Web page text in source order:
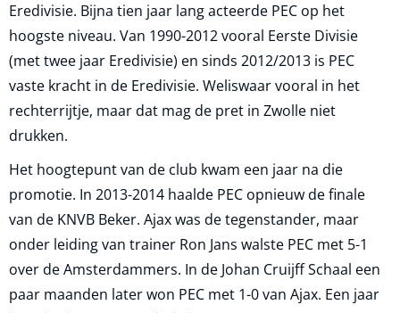
Eredivisie. Bijna tien jaar lang acteerde PEC op het
hoogste niveau. Van 1990-2012 vooral Eerste Divisie
(met twee jaar Eredivisie) en sinds 2012/2013 is PEC
vaste kracht in de Eredivisie. Weliswaar vooral in het
rechterrijtje, maar dat mag de pret in Zwolle niet
drukken.
Het hoogtepunt van de club kwam een jaar na die
promotie. In 2013-2014 haalde PEC opnieuw de finale
van de KNVB Beker. Ajax was de tegenstander, maar
onder leiding van trainer Ron Jans walste PEC met 5-1
over de Amsterdammers. In de Johan Cruijff Schaal een
paar maanden later won PEC met 1-0 van Ajax. Een jaar